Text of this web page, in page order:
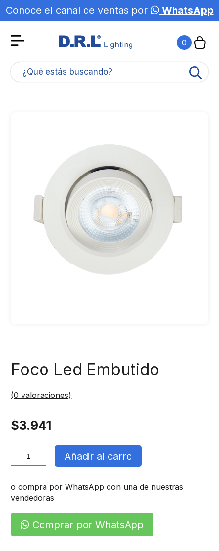
Conoce el canal de ventas por WhatsApp
0
¿Qué estás buscando?
Foco Led Embutido
(0 valoraciones)
$3.941
Foco
cantidad
Añadir al carro
o compra por WhatsApp con una de nuestras
vendedoras
Comprar por WhatsApp